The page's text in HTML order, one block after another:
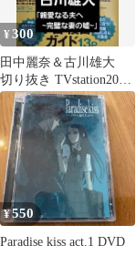
¥300
田中麗奈＆古川雄大
切り抜き TVstation2026
年16号
¥550
Paradise kiss act.1 DVD